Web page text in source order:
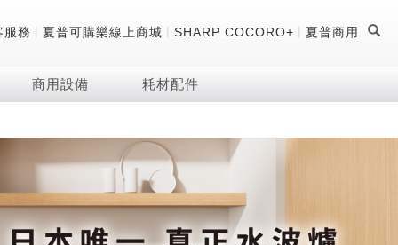
服務 | 夏普可購樂線上商城 | SHARP COCORO+ | 夏普商用
商用設備 耗材配件
酷冷袋